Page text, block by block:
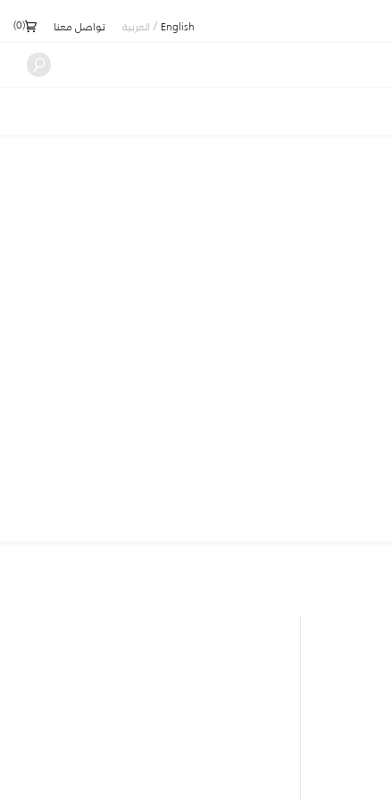
English
/ العربية تواصل معنا (
0
)